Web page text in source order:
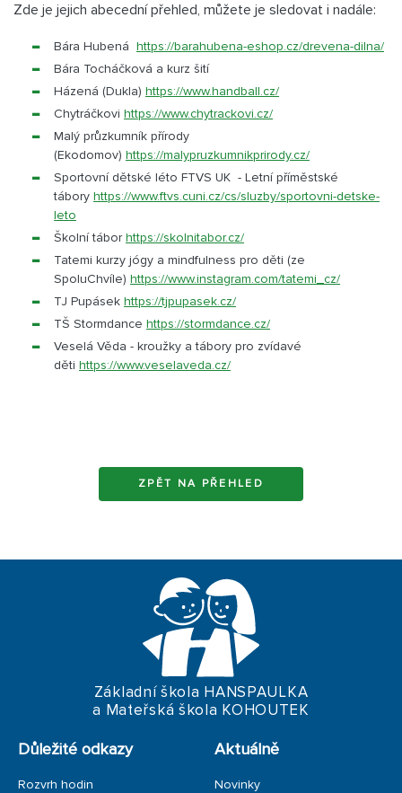
Zde je jejich abecední přehled, můžete je sledovat i nadále:
Bára Hubená https://barahubena-eshop.cz/drevena-dilna/
Bára Tocháčková a kurz šití
Házená (Dukla) https://www.handball.cz/
Chytráčkovi https://www.chytrackovi.cz/
Malý průzkumník přírody
(Ekodomov) https://malypruzkumnikprirody.cz/
Sportovní dětské léto FTVS UK - Letní příměstské
tábory https://www.ftvs.cuni.cz/cs/sluzby/sportovni-detske-
leto
Školní táborhttps://skolnitabor.cz/
Tatemi kurzy jógy a mindfulness pro děti (ze
SpoluChvíle) https://www.instagram.com/tatemi_cz/
TJ Pupásek https://tjpupasek.cz/
TŠ Stormdance https://stormdance.cz/
Veselá Věda - kroužky a tábory pro zvídavé
děti https://www.veselaveda.cz/
ZPĚT NA PŘEHLED
Základní škola HANSPAULKA
a Mateřská škola KOHOUTEK
Důležité odkazy
Rozvrh hodin
Aktuálně
Novinky